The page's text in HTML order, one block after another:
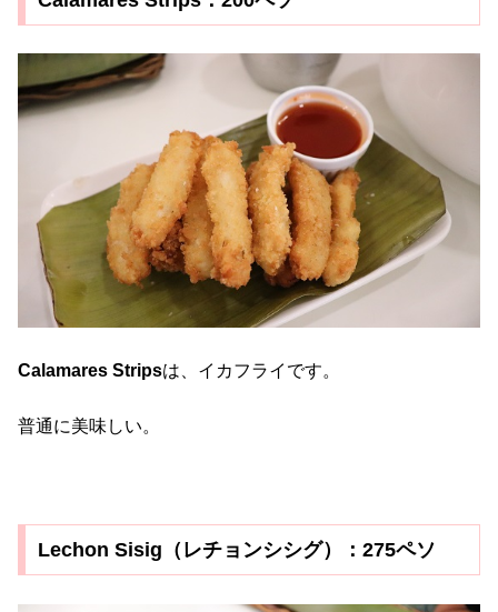
Calamares Stripsは、イカフライです。
普通に美味しい。
Lechon Sisig（レチョンシシグ）：275ペソ